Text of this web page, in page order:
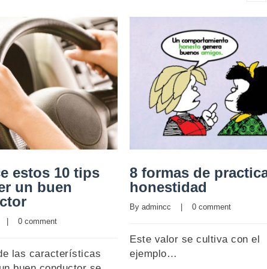
estos 10 tips
un buen
|
0 comment
las características
8 formas de
honestidad
By admincc
    |
0 comment
Este valor se cultiva con el
ejemplo…